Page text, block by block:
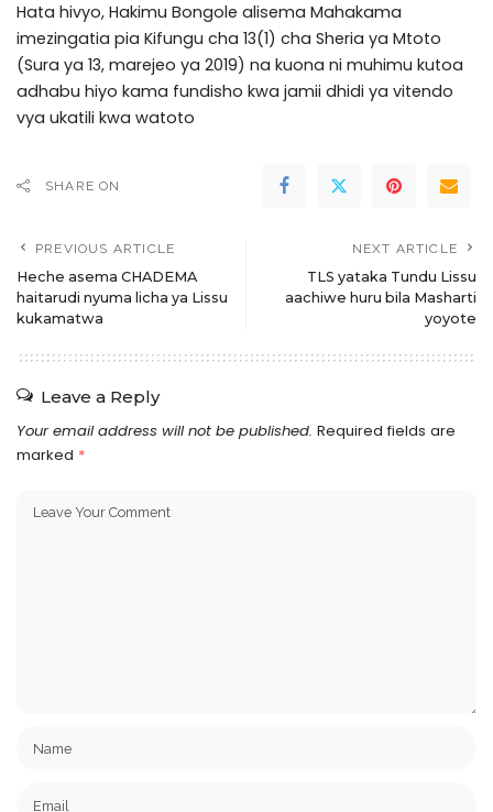
Hata hivyo, Hakimu Bongole alisema Mahakama
imezingatia pia Kifungu cha 13(1) cha Sheria ya Mtoto
(Sura ya 13, marejeo ya 2019) na kuona ni muhimu kutoa
adhabu hiyo kama fundisho kwa jamii dhidi ya vitendo
vya ukatili kwa watoto
SHARE ON
PREVIOUS ARTICLE
Heche asema CHADEMA
haitarudi nyuma licha ya Lissu
kukamatwa
NEXT ARTICLE
TLS yataka Tundu Lissu
aachiwe huru bila Masharti
yoyote
Leave a Reply
Your email address will not be published. Required fields are
marked *